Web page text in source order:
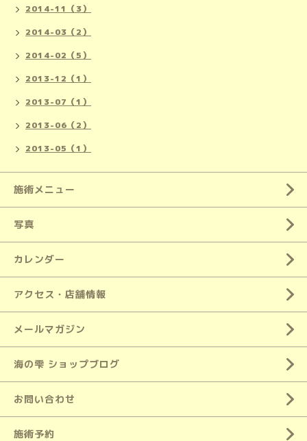
2014-11（3）
2014-03（2）
2014-02（5）
2013-12（1）
2013-07（1）
2013-06（2）
2013-05（1）
施術メニュー
写真
カレンダー
アクセス・店舗情報
メールマガジン
海の雫 ショップブログ
お問い合わせ
施術予約